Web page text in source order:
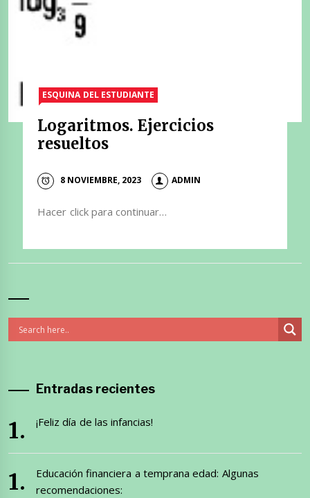
ESQUINA DEL ESTUDIANTE
Logaritmos. Ejercicios
resueltos
8 NOVIEMBRE, 2023 ADMIN
Hacer click para continuar…
Entradas recientes
¡Feliz día de las infancias!
Educación financiera a temprana edad: Algunas
recomendaciones: